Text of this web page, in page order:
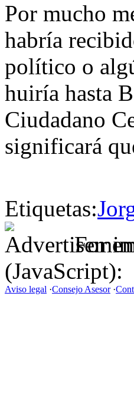
Por mucho
habría
político o
huiría hasta
Ciudadano
significará
Etiquetas:
For
(JavaScript):
Aviso legal ·Consejo Asesor·